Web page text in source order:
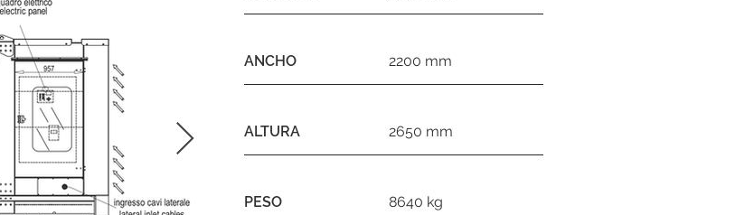
ANCHO 2200 mm
ALTURA 2650 mm
PESO 8640 kg